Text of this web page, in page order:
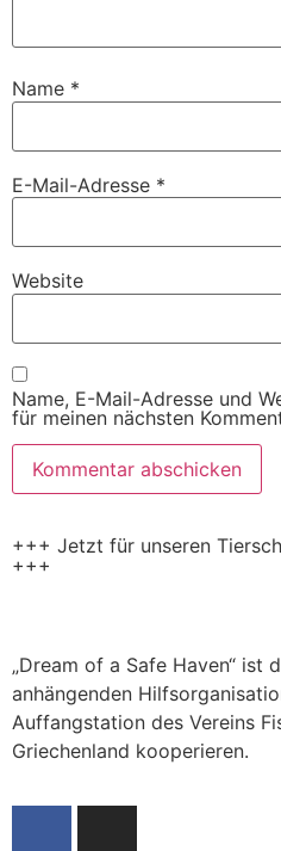
Name *
E-Mail-Adresse *
Website
Name, E-Mail-Adresse und
für meinen nächsten
+++ Jetzt für unseren
+++
„Dream of a Safe Haven“ ist
anhängenden
Auffangstation des Vereins
Griechenland kooperieren.